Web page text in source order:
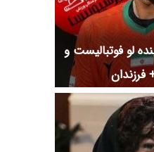
لو فوتبالیست و